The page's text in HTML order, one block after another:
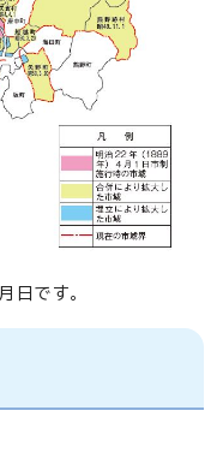
日です。